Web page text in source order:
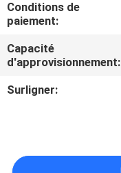
DE
LA
QUALITÉ
NOUVELLES
Conditions de
paiement:
Capacité
d'approvisionnement:
Surligner: